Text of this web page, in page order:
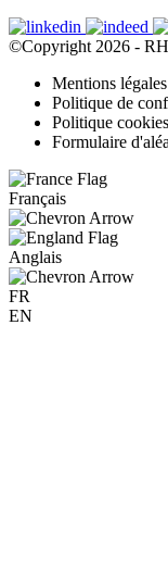
©Copyright 2026 -
Mentions légales
Politique de
Politique cookies
Formulaire
Français
Anglais
FR
EN